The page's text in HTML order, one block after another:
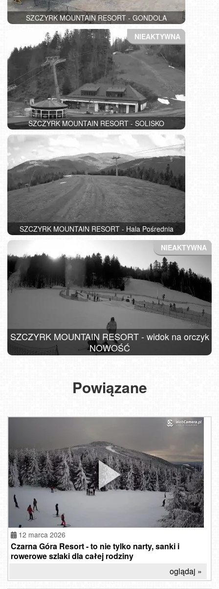
SZCZYRK MOUNTAIN RESORT - GONDOLA
SZCZYRK MOUNTAIN RESORT - SOLISKO
SZCZYRK MOUNTAIN RESORT - Hala Pośrednia
SZCZYRK MOUNTAIN RESORT - widok na orczyk
NOWOŚĆ
Powiązane
12 marca 2026
Czarna Góra Resort - to nie tylko narty, sanki i
rowerowe szlaki dla całej rodziny
oglądaj »